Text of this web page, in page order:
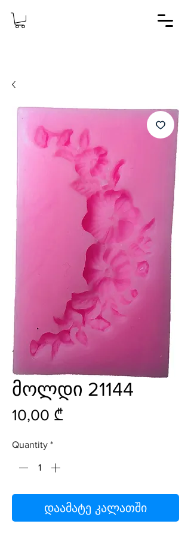
მოლდი 21144
10,00 ₾
Quantity *
დაამატე კალათში